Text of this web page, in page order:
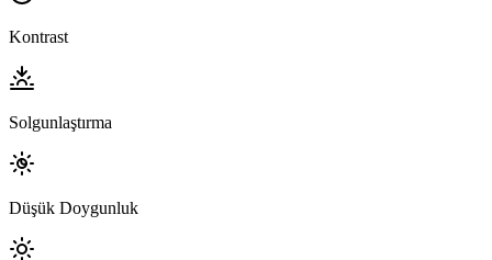
Kontrast
Solgunlaştırma
Düşük Doygunluk